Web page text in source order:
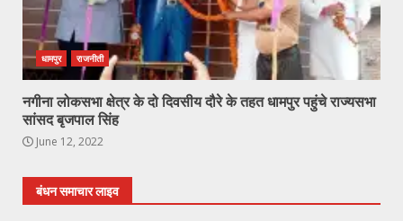
धामपुर राजनीती
नगीना लोकसभा क्षेत्र के दो दिवसीय दौरे के तहत धामपुर पहुंचे राज्यसभा
सांसद बृजपाल सिंह
June 12, 2022
बंधन समाचार लाइव